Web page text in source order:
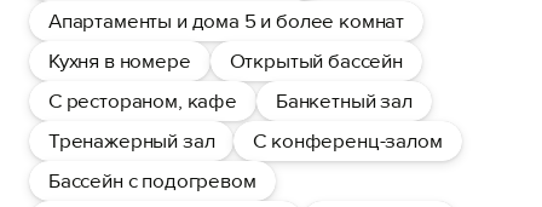
Апартаменты и дома 5 и более комнат
Кухня в номере
Открытый бассейн
С рестораном, кафе
Банкетный зал
Тренажерный зал
С конференц-залом
Бассейн с подогревом